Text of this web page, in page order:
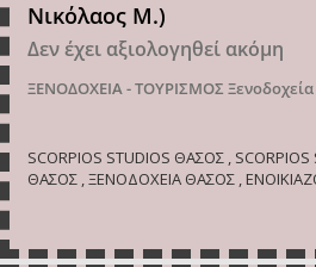
Νικόλαος Μ.)
Δεν έχει αξιολογηθεί ακόμη
ΞΕΝΟΔΟΧΕΙΑ - ΤΟΥΡΙΣΜΟΣ Ξενοδοχεία
SCORPIOS STUDIOS ΘΑΣΟΣ ,
ΘΑΣΟΣ , ΞΕΝΟΔΟΧΕΙΑ ΘΑΣΟΣ ,